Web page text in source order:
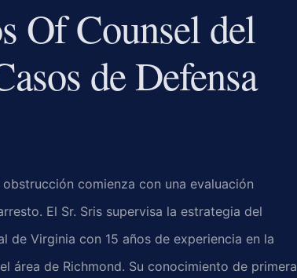
Of Counsel del
de Defensa
comienza con una evaluación
El Sr. Sris supervisa la estrategia del
de Virginia con 15 años de experiencia en la
área de Richmond. Su conocimiento de primera